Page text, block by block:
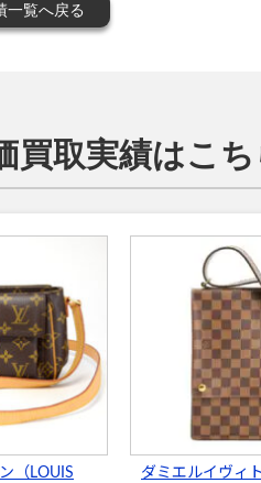
一覧へ戻る
買取実績はこち
（LOUIS
ダミエルイヴィ